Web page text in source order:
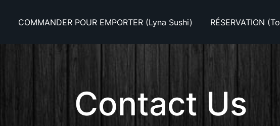
COMMANDER POUR EMPORTER (Lyna Sushi) RÉSERVATION
Contact Us